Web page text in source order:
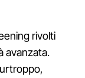
rivolti
avanzata.